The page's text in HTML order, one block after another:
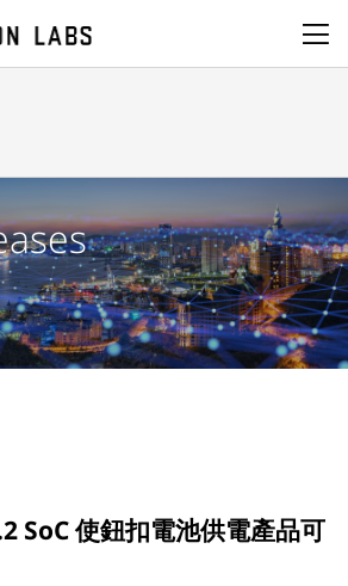
SoC 使鈕扣電池供電產品可